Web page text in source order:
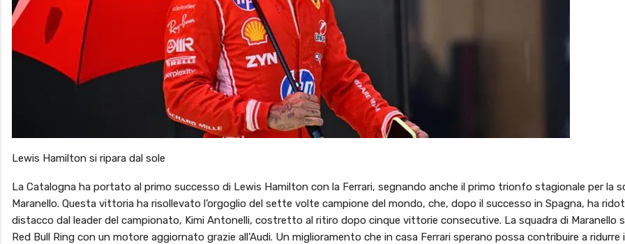
Lewis Hamilton si ripara dal sole
La Catalogna ha portato al primo successo di Lewis Hamilton con la Ferrari, segnando anche il primo trionfo stagionale per la
Maranello. Questa vittoria ha risollevato l’orgoglio del sette volte campione del mondo, che, dopo il successo in Spagna, ha
distacco dal leader del campionato, Kimi Antonelli, costretto al ritiro dopo cinque vittorie consecutive. La squadra di Maranello
Red Bull Ring con un motore aggiornato grazie all’Audi. Un miglioramento che in casa Ferrari sperano possa contribuire a ridurre